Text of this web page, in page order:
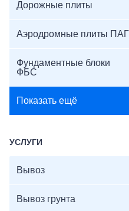
Дорожные плиты
Аэродромные плиты ПАГ
Фундаментные блоки
ФБС
Показать ещё
УСЛУГИ
Вывоз
Вывоз грунта